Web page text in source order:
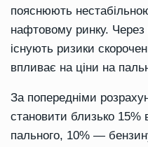
пояснюють
нафтовому ринку. Через
існують ризики
впливає на ціни на
За попередніми
становити близько 15%
пального, 10% —